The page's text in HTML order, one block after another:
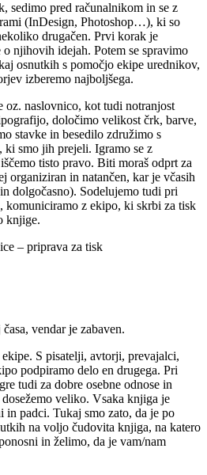
sedimo pred računalnikom in se z
(InDesign, Photoshop…), ki so
drugačen. Prvi korak je
njihovih idejah. Potem se spravimo
osnutkih s pomočjo ekipe urednikov,
izberemo najboljšega.
naslovnico, kot tudi notranjost
določimo velikost črk, barve,
stavke in besedilo združimo s
smo jih prejeli. Igramo se z
tisto pravo. Biti moraš odprt za
organiziran in natančen, kar je včasih
dolgočasno). Sodelujemo tudi pri
komuniciramo z ekipo, ki skrbi za tisk
knjige.
– priprava za tisk
vendar je zabaven.
S pisatelji, avtorji, prevajalci,
podpiramo delo en drugega. Pri
tudi za dobre osebne odnose in
veliko. Vsaka knjiga je
in padci. Tukaj smo zato, da je po
na voljo čudovita knjiga, na katero
in želimo, da je vam/nam